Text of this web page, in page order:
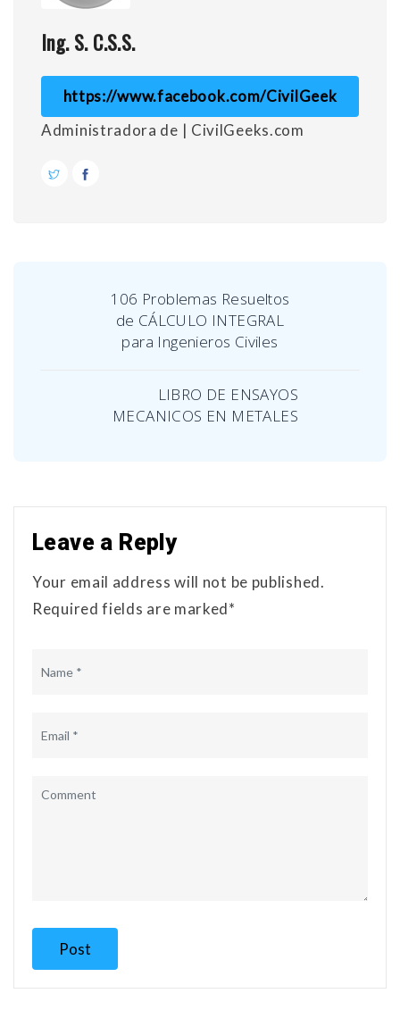
Ing. S. C.S.S.
https://www.facebook.com/CivilGeek
Administradora de | CivilGeeks.com
106 Problemas Resueltos
de CÁLCULO INTEGRAL
para Ingenieros Civiles
LIBRO DE ENSAYOS
MECANICOS EN METALES
Leave a Reply
Your email address will not be published.
Required fields are marked*